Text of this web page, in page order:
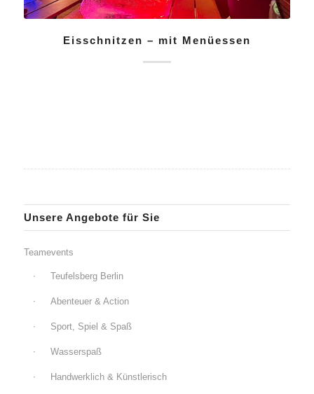
Eisschnitzen – mit Menüessen
Unsere Angebote für Sie
Teamevents
Teufelsberg Berlin
Abenteuer & Action
Sport, Spiel & Spaß
Wasserspaß
Handwerklich & Künstlerisch